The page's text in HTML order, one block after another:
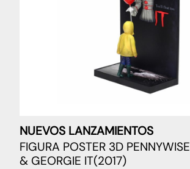
NUEVOS LANZAMIENTOS
FIGURA POSTER 3D PENNYWISE
& GEORGIE IT(2017)